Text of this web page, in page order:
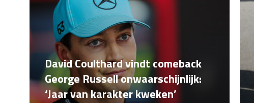
David Coulthard vindt comeback
George Russell onwaarschijnlijk:
‘Jaar van karakter kweken’